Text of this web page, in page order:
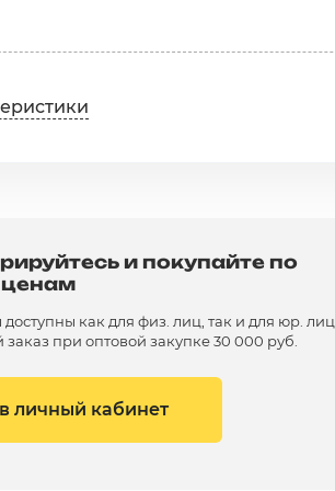
и покупайте по
как для физ. лиц, так и для юр. лиц
при оптовой закупке 30 000 руб.
личный кабинет